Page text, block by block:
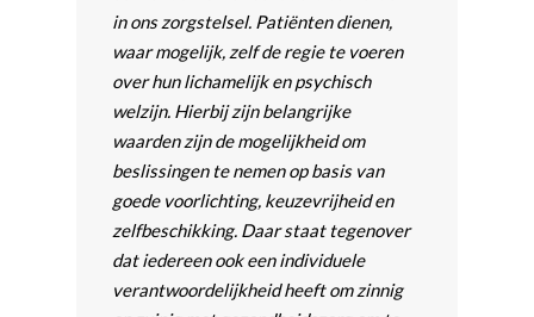
in ons zorgstelsel. Patiënten dienen,
waar mogelijk, zelf de regie te voeren
over hun lichamelijk en psychisch
welzijn. Hierbij zijn belangrijke
waarden zijn de mogelijkheid om
beslissingen te nemen op basis van
goede voorlichting, keuzevrijheid en
zelfbeschikking. Daar staat tegenover
dat iedereen ook een individuele
verantwoordelijkheid heeft om zinnig